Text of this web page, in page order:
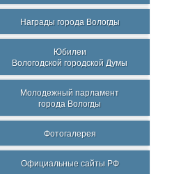
Награды города Вологды
Юбилеи
Вологодской городской Думы
Молодежный парламент
города Вологды
Фотогалерея
Официальные сайты РФ